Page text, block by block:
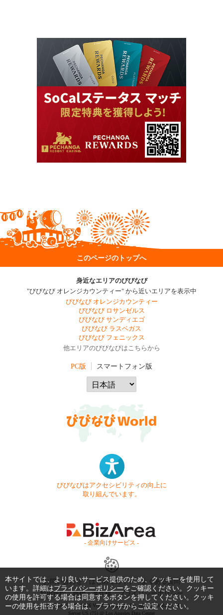
このページのトップへ
身近なエリアのびびなび
"びびなび オレンジカウンティー" から近いエリアを表示中
びびなび オレンジカウンティー
びびなび ロサンゼルス
びびなび サンディエゴ
びびなび ラスベガス
びびなび フェニックス
他エリアのびびなびはこちらから
PC版 スマートフォン版
びびなびはアクセシビリティの向上に
取り組んでいます。
- 企業向けサービス -
お問い合わせ はじめてガイド
よくある質問
利用規約
商標・著作権 プライバシーポリシー
Copyright © 1999-2026 Vivid Navigation, Inc. All Rights Reserved.
Server US (75) @ Los Angeles Data Center
本サイトでは、より良いサービス提供のため、クッキーを使用して
います。詳細はプライバシーポリシーをご確認ください。クッキー
の使用を許可する場合は同意するボタンを押してください。クッキ
ーの使用を拒否する場合は、ブラウザからご設定ください。